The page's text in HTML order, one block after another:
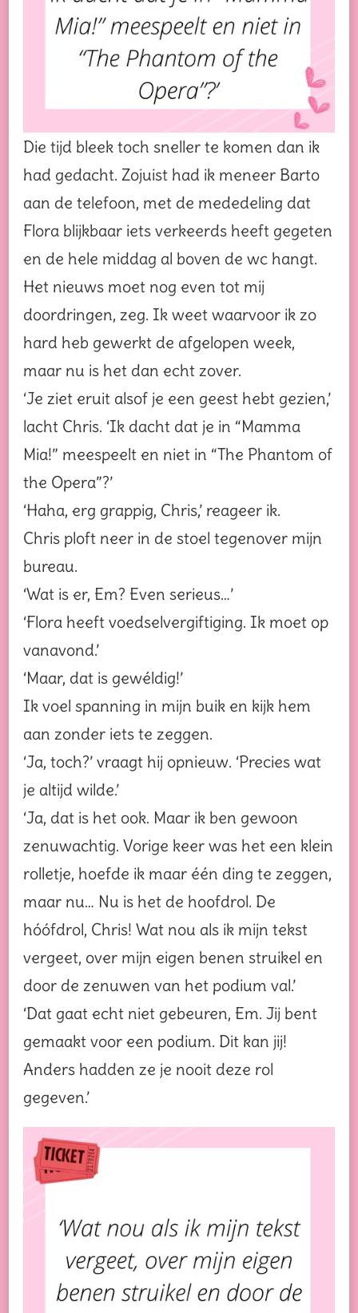
Die tijd bleek toch sneller te komen dan ik
had gedacht. Zojuist had ik meneer Barto
aan de telefoon, met de mededeling dat
Flora blijkbaar iets verkeerds heeft gegeten
en de hele middag al boven de wc hangt.
Het nieuws moet nog even tot mij
doordringen, zeg. Ik weet waarvoor ik zo
hard heb gewerkt de afgelopen week,
maar nu is het dan echt zover.
‘Je ziet eruit alsof je een geest hebt gezien,’
lacht Chris. ‘Ik dacht dat je in “Mamma
Mia!” meespeelt en niet in “The Phantom of
the Opera”?’
‘Haha, erg grappig, Chris,’ reageer ik.
Chris ploft neer in de stoel tegenover mijn
bureau.
‘Wat is er, Em? Even serieus…’
‘Flora heeft voedselvergiftiging. Ik moet op
vanavond.’
‘Maar, dat is gewéldig!’
Ik voel spanning in mijn buik en kijk hem
aan zonder iets te zeggen.
‘Ja, toch?’ vraagt hij opnieuw. ‘Precies wat
je altijd wilde.’
‘Ja, dat is het ook. Maar ik ben gewoon
zenuwachtig. Vorige keer was het een klein
rolletje, hoefde ik maar één ding te zeggen,
maar nu… Nu is het de hoofdrol. De
hóófdrol, Chris! Wat nou als ik mijn tekst
vergeet, over mijn eigen benen struikel en
door de zenuwen van het podium val.’
‘Dat gaat echt niet gebeuren, Em. Jij bent
gemaakt voor een podium. Dit kan jij!
Anders hadden ze je nooit deze rol
gegeven.’